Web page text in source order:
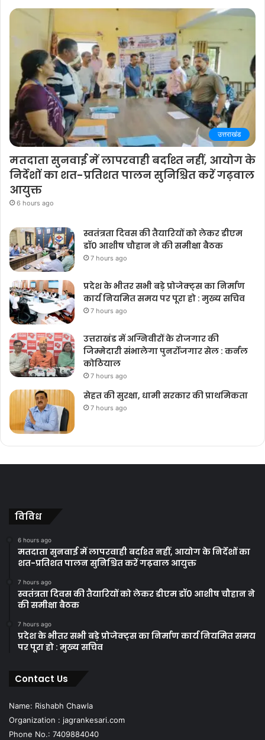
उत्तराखंड
मतदाता सुनवाई में लापरवाही बर्दाश्त नहीं, आयोग के
निर्देशों का शत-प्रतिशत पालन सुनिश्चित करें गढ़वाल
आयुक्त
6 hours ago
स्वतंत्रता दिवस की तैयारियों को लेकर डीएम
डॉ0 आशीष चौहान ने की समीक्षा बैठक
7 hours ago
प्रदेश के भीतर सभी बड़े प्रोजेक्ट्स का निर्माण
कार्य नियमित समय पर पूरा हो : मुख्य सचिव
7 hours ago
उत्तराखंड में अग्निवीरों के रोजगार की
जिम्मेदारी संभालेगा पुनर्रोजगार सेल : कर्नल
कोठियाल
7 hours ago
सेहत की सुरक्षा, धामी सरकार की प्राथमिकता
7 hours ago
विविध
6 hours ago
मतदाता सुनवाई में लापरवाही बर्दाश्त नहीं, आयोग के निर्देशों का
शत-प्रतिशत पालन सुनिश्चित करें गढ़वाल आयुक्त
7 hours ago
स्वतंत्रता दिवस की तैयारियों को लेकर डीएम डॉ0 आशीष चौहान ने
की समीक्षा बैठक
7 hours ago
प्रदेश के भीतर सभी बड़े प्रोजेक्ट्स का निर्माण कार्य नियमित समय
पर पूरा हो : मुख्य सचिव
Contact Us
Name: Rishabh Chawla
Organization : jagrankesari.com
Phone No.: 7409884040